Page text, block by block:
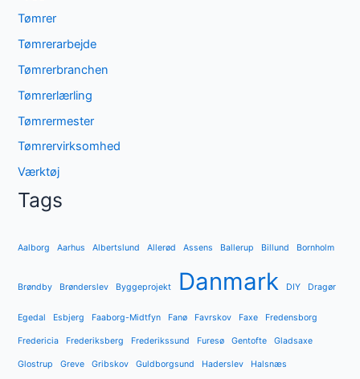
Tømrer
Tømrerarbejde
Tømrerbranchen
Tømrerlærling
Tømrermester
Tømrervirksomhed
Værktøj
Tags
Aalborg Aarhus Albertslund Allerød Assens Ballerup Billund Bornholm
Brøndby Brønderslev Byggeprojekt Danmark DIY Dragør
Egedal Esbjerg Faaborg-Midtfyn Fanø Favrskov Faxe Fredensborg
Fredericia Frederiksberg Frederikssund Furesø Gentofte Gladsaxe
Glostrup Greve Gribskov Guldborgsund Haderslev Halsnæs